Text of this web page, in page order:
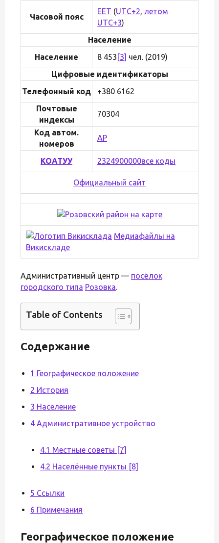
Часовой пояс
EET (UTC+2, летом
UTC+3)
Население
Население
8 453 [3] чел. (2019)
Цифровые идентификаторы
Телефонный код
+380 6162
Почтовые
индексы
70304
Код автом.
номеров
АР
КОАТУУ 2324900000все коды
Официальный сайт
Медиафайлы на
Викискладе
Административный центр — посёлок
городского типа Розовка.
Table of Contents
Содержание
1 Географическое положение
2 История
3 Население
4 Административное устройство
4.1 Местные советы [7]
4.2 Населённые пункты [8]
5 Ссылки
6 Примечания
Географическое положение